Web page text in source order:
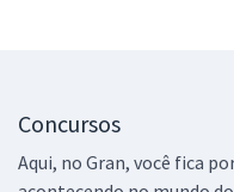
Concursos
Aqui, no Gran, você fica